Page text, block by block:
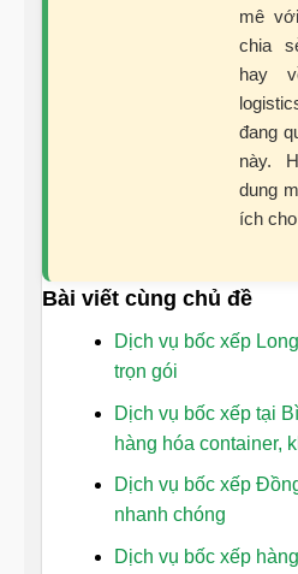
mê
chia
hay
đang
này.
dung
ích
Bài viết cùng chủ đề
Dịch vụ bốc xếp
trọn gói
Dịch vụ bốc xếp tại
hàng hóa container,
Dịch vụ bốc xếp
nhanh chóng
Dịch vụ bốc xếp